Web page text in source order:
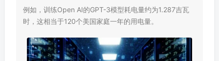
例如，训练Open AI的GPT-3模型耗电量约为1.287吉瓦
时，这相当于120个美国家庭一年的用电量。